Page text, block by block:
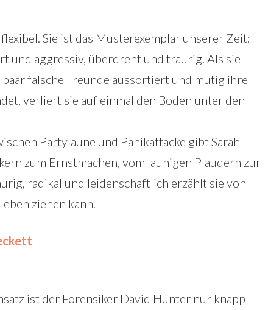
Sie ist das Musterexemplar unserer Zeit:
und aggressiv, überdreht und traurig. Als sie
falsche Freunde aussortiert und mutig ihre
verliert sie auf einmal den Boden unter den
Partylaune und Panikattacke gibt Sarah
zum Ernstmachen, vom launigen Plaudern zur
radikal und leidenschaftlich erzählt sie von
ziehen kann.
ist der Forensiker David Hunter nur knapp